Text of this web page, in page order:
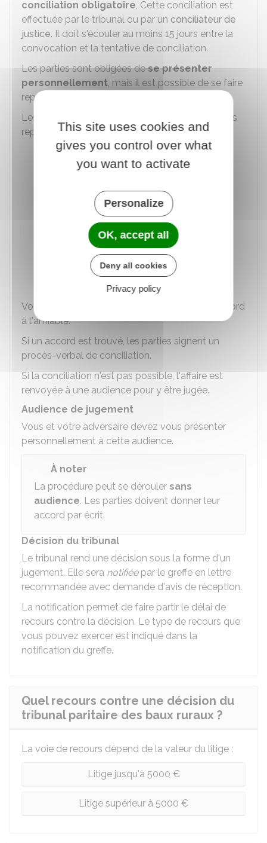
conciliation obligatoire, Cette conciliation est
effectuée par le tribunal ou par un conciliateur de
justice. Il doit s'écouler au moins 15 jours entre la
convocation et la tentative de conciliation.
Les parties sont obligées dese présenter
personnellement, mais il est possible de se faire
représenter en cas de motif légitime.
Les personnes qui peuvent vous assister ou vous
représenter sont les suivantes :
Avocat
Membre majeur de votre famille (père,
Personne avec laquelle vous vivez en
Commissaire de justice
Membre ou salarié d'une organisation
professionnelle agricole.
Vous et votre adversaire devez chercher un accord
à l'amiable.
Si un accord est trouvé, les parties signent un
procès-verbal de conciliation.
Si la conciliation n'est pas possible, l'affaire est
renvoyée à une audience pour y être jugée.
Audience de jugement
Vous et votre adversaire devez vous présenter
personnellement à cette audience.
À noter
La procédure peut se dérouler sans
audience. Les parties doivent donner leur
accord par écrit.
Décision du tribunal
Le tribunal rend une décision sous la forme d'un
jugement. Elle sera notifiéepar le greffe en lettre
recommandée avec demande d'avis de réception.
La notification permet de faire partir le délai de
recours contre la décision. Le type de recours que
vous pouvez exercer est indiqué dans la
notification du greffe.
Quel recours contre une décision du
tribunal paritaire des baux ruraux ?
La voie de recours dépend de la valeur du litige :
Litige jusqu'à 5000 €
Litige supérieur à 5000 €
This site uses cookies and
gives you control over what
you want to activate
Personalize
OK, accept all
Deny all cookies
Privacy policy